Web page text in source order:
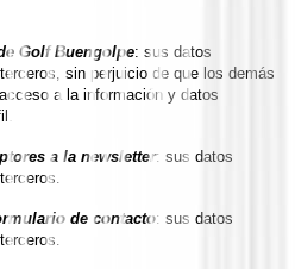
Golf Buengolpe: sus datos
sin perjuicio de que los demás
a la información y datos
a la newsletter: sus datos
de contacto: sus datos